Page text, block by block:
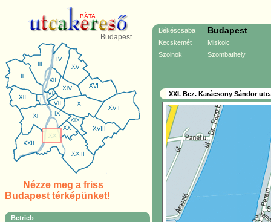
BĂTA
Budapest
Nézze meg a friss
Budapest térképünket!
Betrieb
Békéscsaba Budapest
Kecskemét
Miskolc
Szolnok
Szombathely
XXI. Bez. Karácsony Sándor